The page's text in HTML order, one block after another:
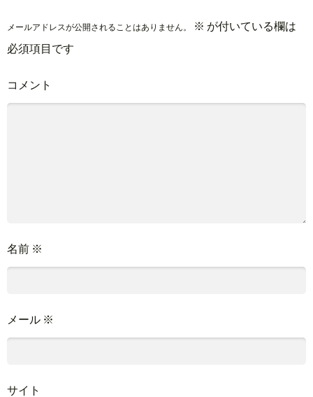
メールアドレスが公開されることはありません。 ※ が付いている欄は
必須項目です
コメント
名前 ※
メール ※
サイト